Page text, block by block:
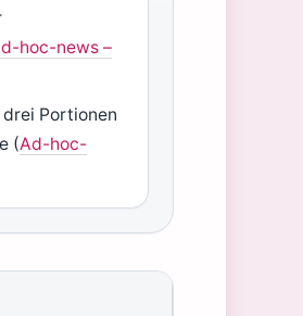
hoc-news –
Portionen
(Ad-hoc-